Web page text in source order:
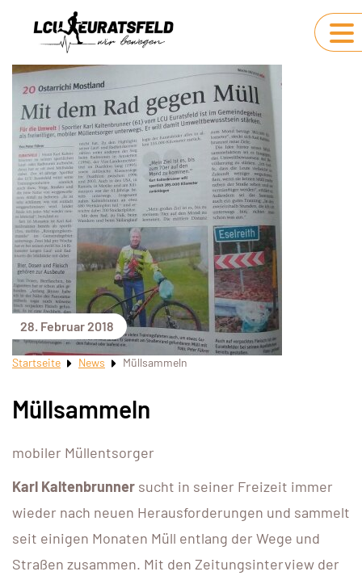
28. Februar 2018
Startseite News Müllsammeln
Müllsammeln
mobiler Müllentsorger
Karl Kaltenbrunner sucht in seiner Freizeit immer
wieder nach neuen Herausforderungen und sammelt
seit einigen Monaten Müll entlang der Wege und
Straßen zusammen. Mit den Zeitungsinterview der